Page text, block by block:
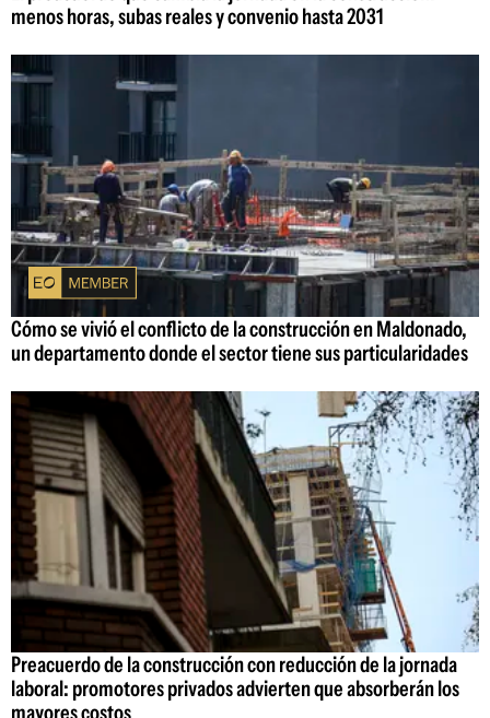
menos horas, subas reales y convenio hasta 2031
Cómo se vivió el conflicto de la construcción en Maldonado,
un departamento donde el sector tiene sus particularidades
Preacuerdo de la construcción con reducción de la jornada
laboral: promotores privados advierten que absorberán los